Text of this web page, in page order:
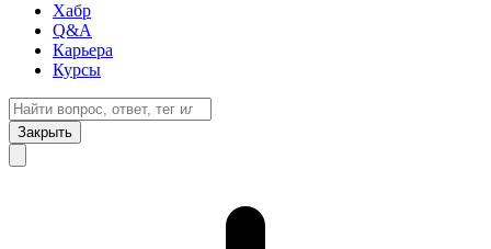
Хабр
Q&A
Карьера
Курсы
Закрыть